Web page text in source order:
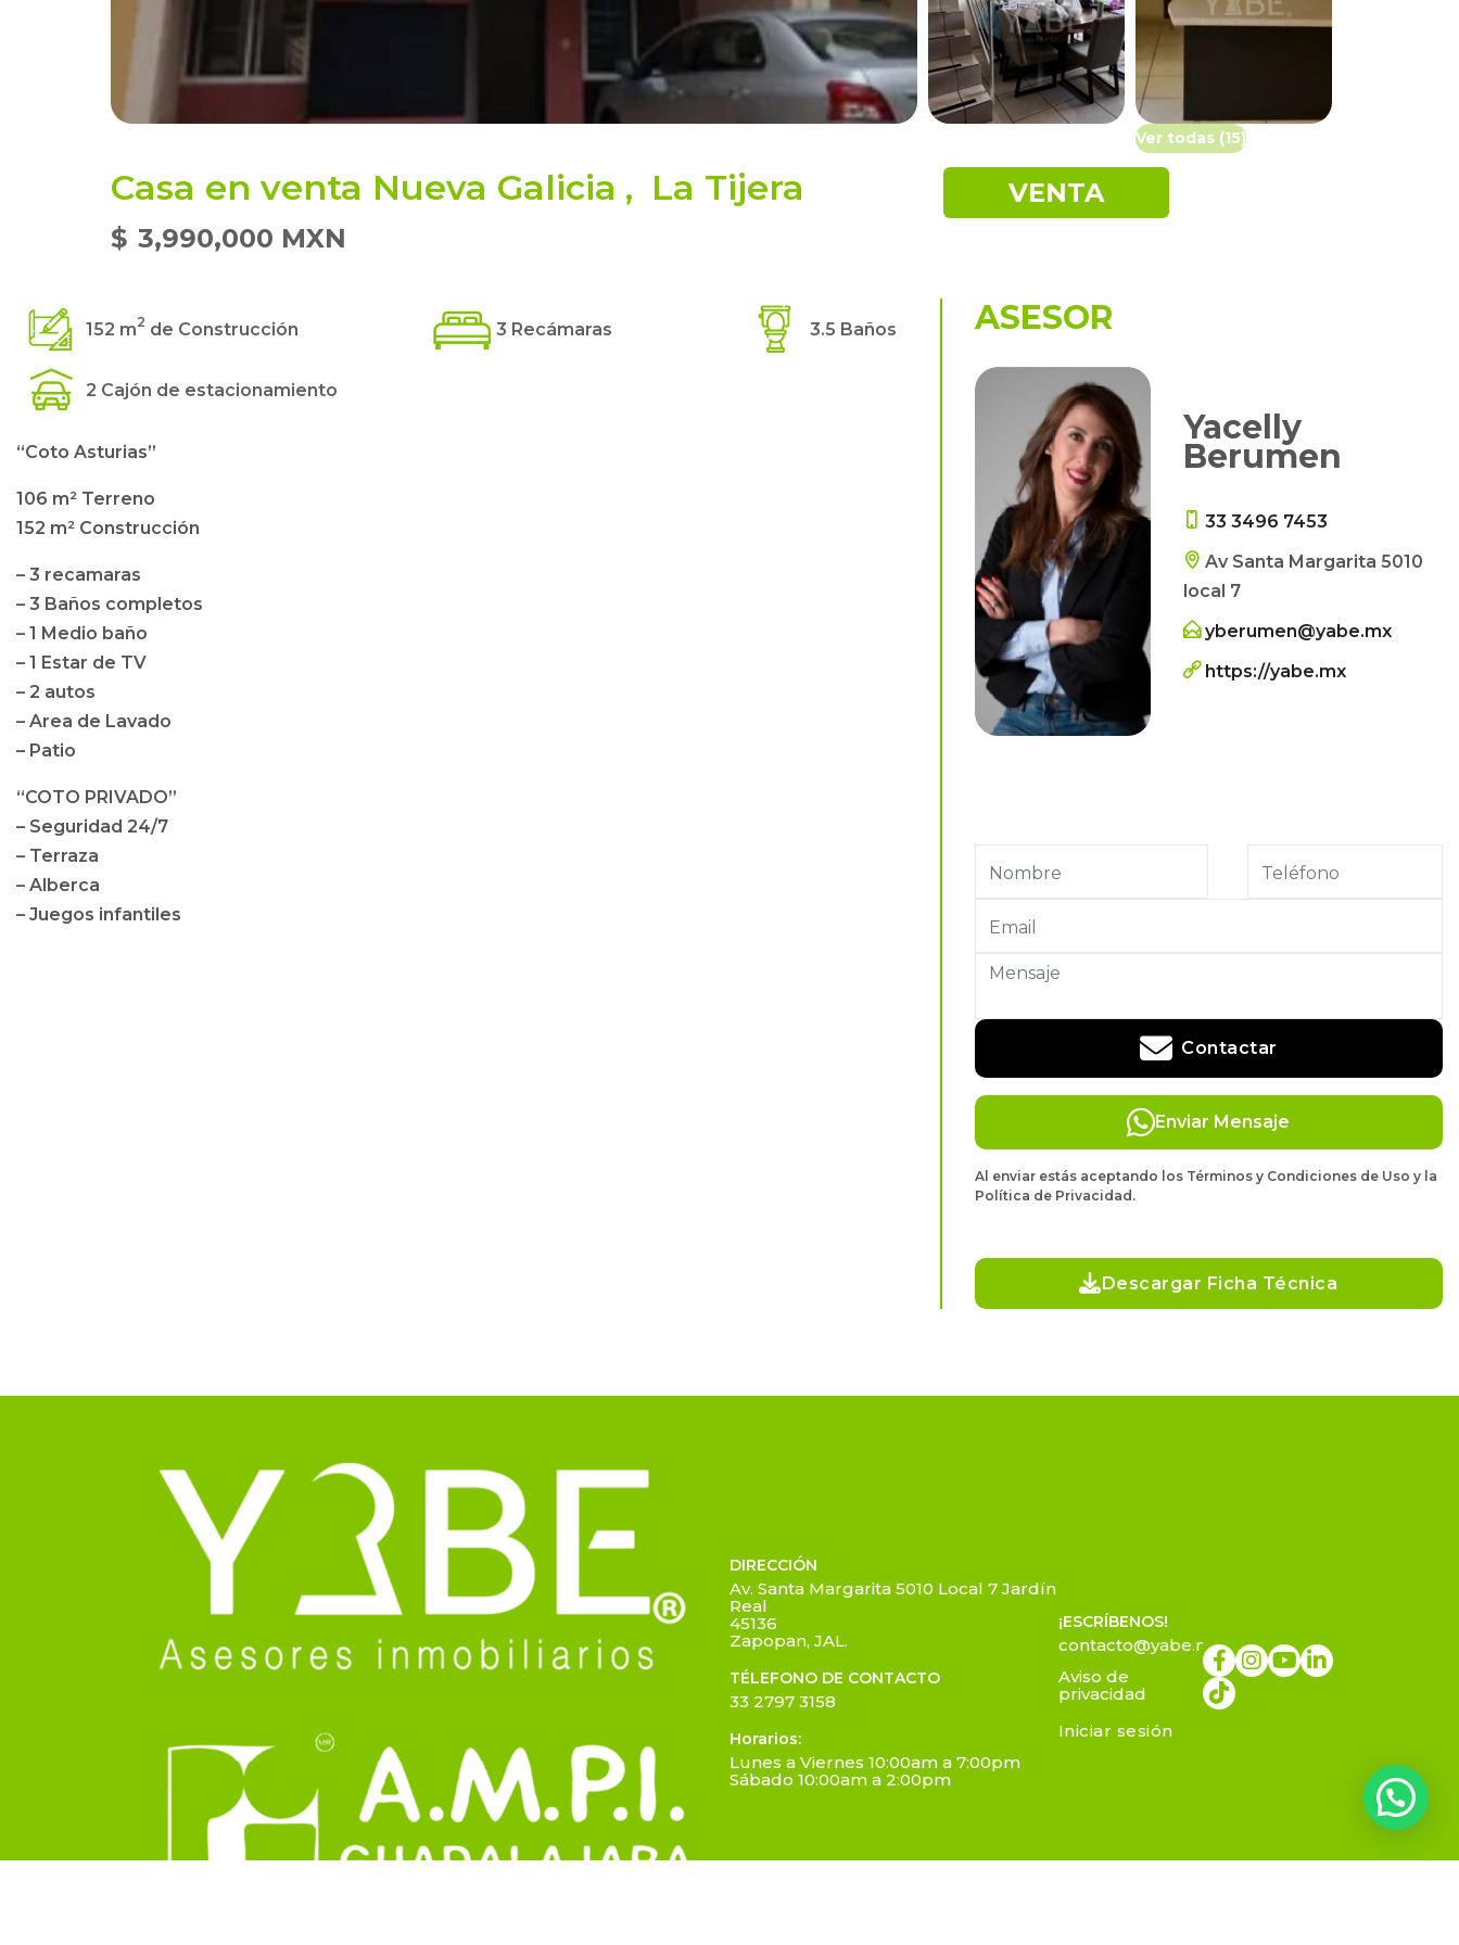
Ver todas (15)
Casa en venta Nueva Galicia , La Tijera
$ 3,990,000 MXN
VENTA
152 m2 de Construcción 3 Recámaras 3.5 Baños
2 Cajón de estacionamiento
“Coto Asturias”
106 m² Terreno
152 m² Construcción
– 3 recamaras
– 3 Baños completos
– 1 Medio baño
– 1 Estar de TV
– 2 autos
– Area de Lavado
– Patio
“COTO PRIVADO”
– Seguridad 24/7
– Terraza
– Alberca
– Juegos infantiles
ASESOR
Yacelly
Berumen
33 3496 7453
Av Santa Margarita 5010
local 7
yberumen@yabe.mx
https://yabe.mx
Contactar
Enviar Mensaje
Al enviar estás aceptando los Términos y Condiciones de Uso y la
Política de Privacidad.
Descargar Ficha Técnica
DIRECCIÓN
Av. Santa Margarita 5010 Local 7 Jardín
Real
45136
Zapopan, JAL.
TÉLEFONO DE CONTACTO
33 2797 3158
Horarios:
Lunes a Viernes 10:00am a 7:00pm
Sábado 10:00am a 2:00pm
¡ESCRÍBENOS!
contacto@yabe.mx
Aviso de
privacidad
Iniciar sesión